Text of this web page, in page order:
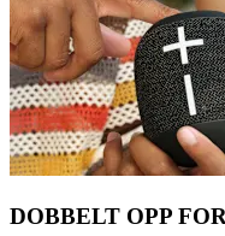
DOBBELT OPP